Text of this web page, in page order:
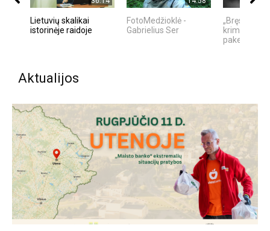
Lietuvių skalikai
istorinėje raidoje
FotoMedžioklė -
Gabrielius Ser
„Bręstantis
kriminalinis
pakeitęs
Aktualijos